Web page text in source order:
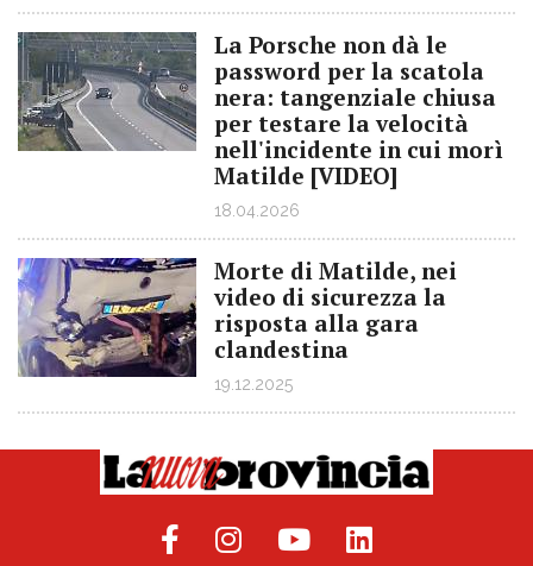
La Porsche non dà le
password per la scatola
nera: tangenziale chiusa
per testare la velocità
nell'incidente in cui morì
Matilde [VIDEO]
18.04.2026
Morte di Matilde, nei
video di sicurezza la
risposta alla gara
clandestina
19.12.2025